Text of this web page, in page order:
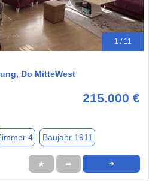
1 / 11
Do MitteWest
215.000 €
4 Baujahr 1911
★ ➦ ➜